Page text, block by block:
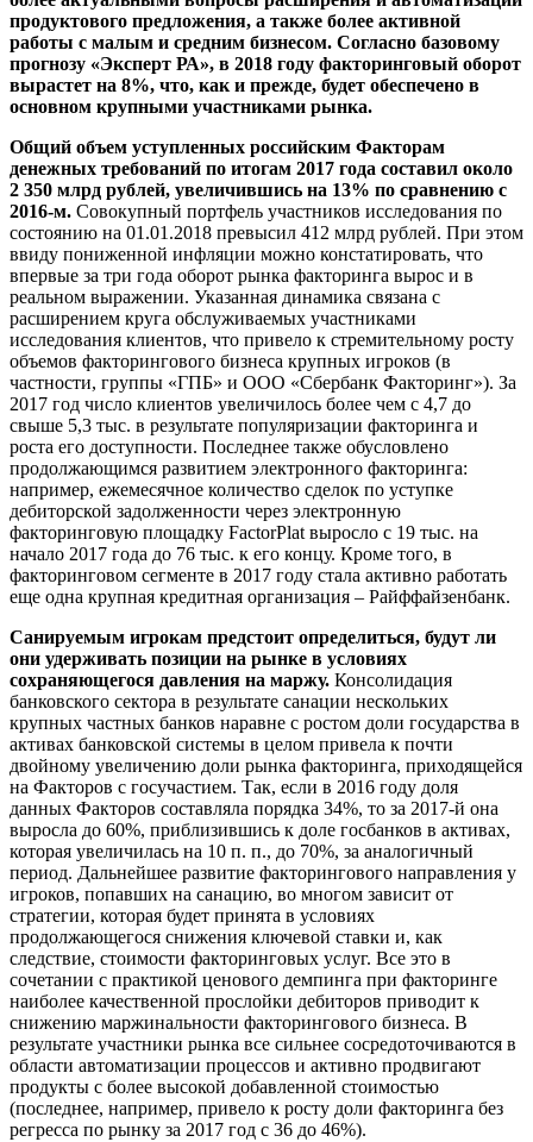
продуктового предложения, а также более активной
работы с малым и средним бизнесом. Согласно базовому
прогнозу «Эксперт РА», в 2018 году факторинговый оборот
вырастет на 8%, что, как и прежде, будет обеспечено в
основном крупными участниками рынка.
Общий объем уступленных российским Факторам
денежных требований по итогам 2017 года составил около
2 350 млрд рублей, увеличившись на 13% по сравнению с
2016-м. Совокупный портфель участников исследования по
состоянию на 01.01.2018 превысил 412 млрд рублей. При этом
ввиду пониженной инфляции можно констатировать, что
впервые за три года оборот рынка факторинга вырос и в
реальном выражении. Указанная динамика связана с
расширением круга обслуживаемых участниками
исследования клиентов, что привело к стремительному росту
объемов факторингового бизнеса крупных игроков (в
частности, группы «ГПБ» и ООО «Сбербанк Факторинг»). За
2017 год число клиентов увеличилось более чем с 4,7 до
свыше 5,3 тыс. в результате популяризации факторинга и
роста его доступности. Последнее также обусловлено
продолжающимся развитием электронного факторинга:
например, ежемесячное количество сделок по уступке
дебиторской задолженности через электронную
факторинговую площадку FactorPlat выросло с 19 тыс. на
начало 2017 года до 76 тыс. к его концу. Кроме того, в
факторинговом сегменте в 2017 году стала активно работать
еще одна крупная кредитная организация – Райффайзенбанк.
Санируемым игрокам предстоит определиться, будут ли
они удерживать позиции на рынке в условиях
сохраняющегося давления на маржу. Консолидация
банковского сектора в результате санации нескольких
крупных частных банков наравне с ростом доли государства в
активах банковской системы в целом привела к почти
двойному увеличению доли рынка факторинга, приходящейся
на Факторов с госучастием. Так, если в 2016 году доля
данных Факторов составляла порядка 34%, то за 2017-й она
выросла до 60%, приблизившись к доле госбанков в активах,
которая увеличилась на 10 п. п., до 70%, за аналогичный
период. Дальнейшее развитие факторингового направления у
игроков, попавших на санацию, во многом зависит от
стратегии, которая будет принята в условиях
продолжающегося снижения ключевой ставки и, как
следствие, стоимости факторинговых услуг. Все это в
сочетании с практикой ценового демпинга при факторинге
наиболее качественной прослойки дебиторов приводит к
снижению маржинальности факторингового бизнеса. В
результате участники рынка все сильнее сосредоточиваются в
области автоматизации процессов и активно продвигают
продукты с более высокой добавленной стоимостью
(последнее, например, привело к росту доли факторинга без
регресса по рынку за 2017 год с 36 до 46%).